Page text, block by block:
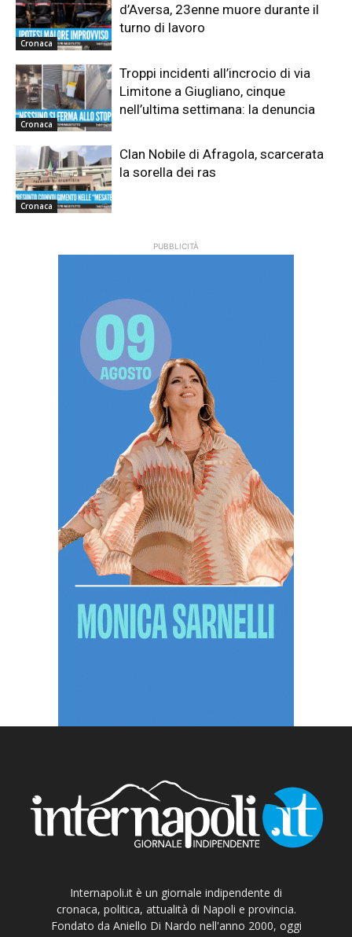
Cronaca
d’Aversa, 23enne muore durante il
turno di lavoro
Cronaca
Troppi incidenti all’incrocio di via
Limitone a Giugliano, cinque
nell’ultima settimana: la denuncia
Cronaca
Clan Nobile di Afragola, scarcerata
la sorella dei ras
PUBBLICITÀ
Internapoli.it è un giornale indipendente di
cronaca, politica, attualità di Napoli e provincia.
Fondato da Aniello Di Nardo nell'anno 2000, oggi